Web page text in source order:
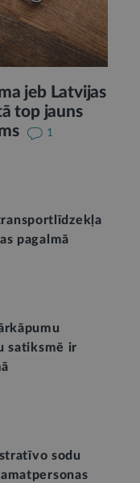
jeb Latvijas
top jauns
1
pagalmā
satiksmē ir
sodu